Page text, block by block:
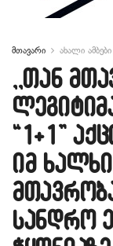
მთავარი ახალი ამბები
,,თან
“1+1”
იმ
სანდრო